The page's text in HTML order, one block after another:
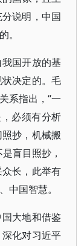
说明，中国
。
国开放的基
决定的。毛
系指出，“一
必须有分析
抄，机械搬
盲目照抄，
长，此举有
中国智慧。
大地和借鉴
化对习近平